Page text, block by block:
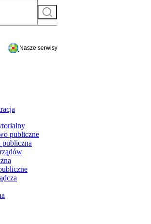
Szukaj
Nasze serwisy
publiczne
publiczna